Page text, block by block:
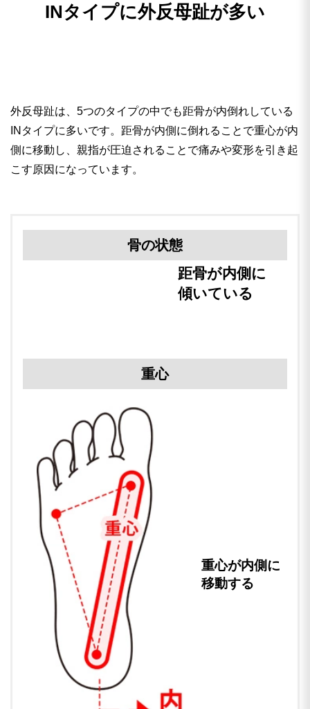
INタイプに外反母趾が多い
外反母趾は、5つのタイプの中でも距骨が内倒れしている
INタイプに多いです。距骨が内側に倒れることで重心が内
側に移動し、親指が圧迫されることで痛みや変形を引き起
こす原因になっています。
骨の状態
距骨が内側に
傾いている
重心
重心が内側に
移動する